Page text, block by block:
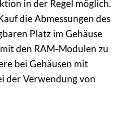
in der Regel möglich.
die Abmessungen des
Platz im Gehäuse
den RAM-Modulen zu
bei Gehäusen mit
der Verwendung von